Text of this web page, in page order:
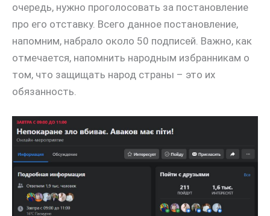
очередь, нужно проголосовать за постановление
про его отставку. Всего данное постановление,
напомним, набрало около 50 подписей. Важно, как
отмечается, напомнить народным избранникам о
том, что защищать народ страны – это их
обязанность.